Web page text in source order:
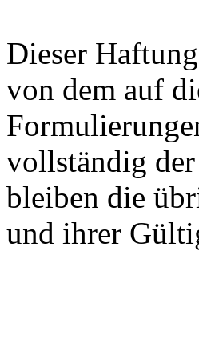
Dieser
von dem auf
vollständig der
bleiben die
und ihrer